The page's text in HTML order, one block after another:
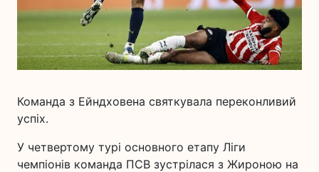
Команда з Ейндховена святкувала переконливий
успіх.
У четвертому турі основного етапу Ліги
чемпіонів команда ПСВ зустрілася з Жироною на